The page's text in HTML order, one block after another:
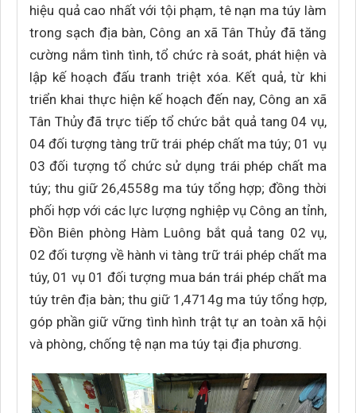
hiệu quả cao nhất với tội phạm, tê nạn ma túy làm
trong sạch địa bàn, Công an xã Tân Thủy đã tăng
cường nắm tình tình, tổ chức rà soát, phát hiện và
lập kế hoạch đấu tranh triệt xóa. Kết quả, từ khi
triển khai thực hiện kế hoạch đến nay, Công an xã
Tân Thủy đã trực tiếp tổ chức bắt quả tang 04 vụ,
04 đối tượng tàng trữ trái phép chất ma túy; 01 vụ
03 đối tượng tổ chức sử dụng trái phép chất ma
túy; thu giữ 26,4558g ma túy tổng hợp; đồng thời
phối hợp với các lực lượng nghiệp vụ Công an tỉnh,
Đồn Biên phòng Hàm Luông bắt quả tang 02 vụ,
02 đối tượng về hành vi tàng trữ trái phép chất ma
túy, 01 vụ 01 đối tượng mua bán trái phép chất ma
túy trên địa bàn; thu giữ 1,4714g ma túy tổng hợp,
góp phần giữ vững tình hình trật tự an toàn xã hội
và phòng, chống tệ nạn ma túy tại địa phương.